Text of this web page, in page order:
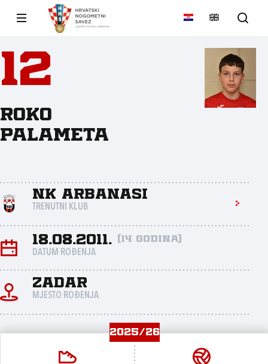
12
Roko
Palameta
NK Arbanasi
TRENUTNI KLUB
18.08.2011. (14 godina)
DATUM ROĐENJA
Zadar
MJESTO ROĐENJA
2025/26